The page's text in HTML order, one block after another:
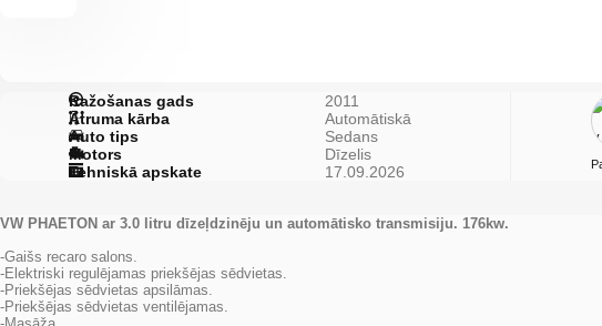
Ražošanas gads
2011
Ātruma kārba
Automātiskā
Auto tips
Sedans
Motors
Dīzelis
Tehniskā apskate
17.09.2026
VW PHAETON ar 3.0 litru dīzeļdzinēju un automātisko transmisiju. 176kw.
-Gaišs recaro salons.
-Elektriski regulējamas priekšējas sēdvietas.
-Priekšējas sēdvietas apsilāmas.
-Priekšējas sēdvietas ventilējamas.